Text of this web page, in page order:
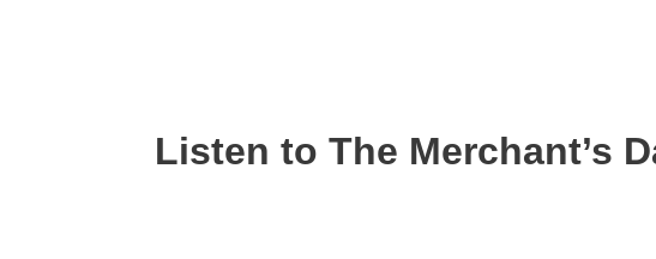
Listen to The Merchant’s